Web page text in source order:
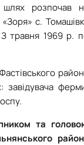
шлях розпочав
с.
З травня 1969 р.
завідувача
та